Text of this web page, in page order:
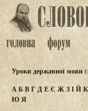
Уроки державної мови
АБВГДЕЄ ЖЗІЙ
Ю Я